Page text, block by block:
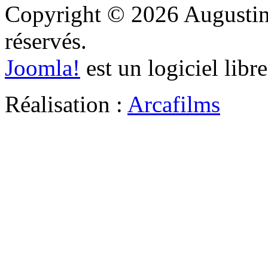
Copyright © 2026
réservés.
Joomla! est un logiciel
Réalisation : Arcafilms